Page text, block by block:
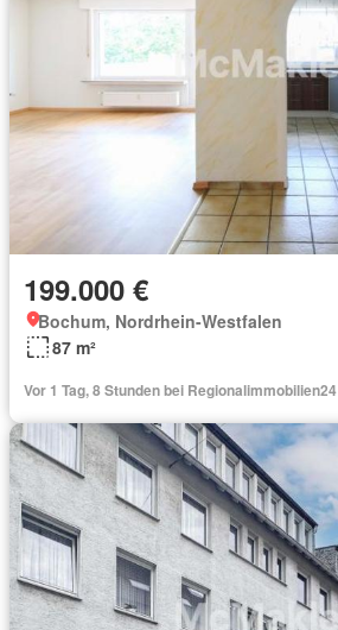
199.000 €
Bochum, Nordrhein-Westfalen
87 m²
Vor 1 Tag, 8 Stunden bei Regionalimmobilien24